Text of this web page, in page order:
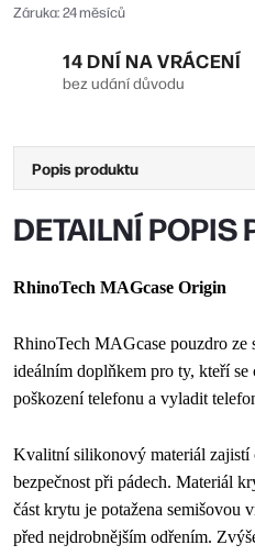
Záruka:24 měsíců
14 DNÍ NA VRÁCENÍ
bez udání důvodu
Popis produktu
DETAILNÍ POPIS
RhinoTech MAGcase Origin
RhinoTech MAGcase pouzdro ze
ideálním doplňkem pro ty, kteří
poškození telefonu a vyladit
Kvalitní silikonový materiál zajistí
bezpečnost při pádech. Materiál
část krytu je potažena semišovou
před nejdrobnějším odřením.